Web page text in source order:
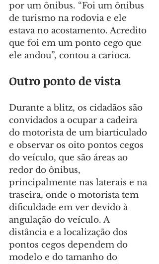
por um ônibus. “Foi um ônibus
de turismo na rodovia e ele
estava no acostamento. Acredito
que foi em um ponto cego que
ele andou”, contou a carioca.
Outro ponto de vista
Durante a blitz, os cidadãos são
convidados a ocupar a cadeira
do motorista de um biarticulado
e observar os oito pontos cegos
do veículo, que são áreas ao
redor do ônibus,
principalmente nas laterais e na
traseira, onde o motorista tem
dificuldade em ver devido à
angulação do veículo. A
distância e a localização dos
pontos cegos dependem do
modelo e do tamanho do